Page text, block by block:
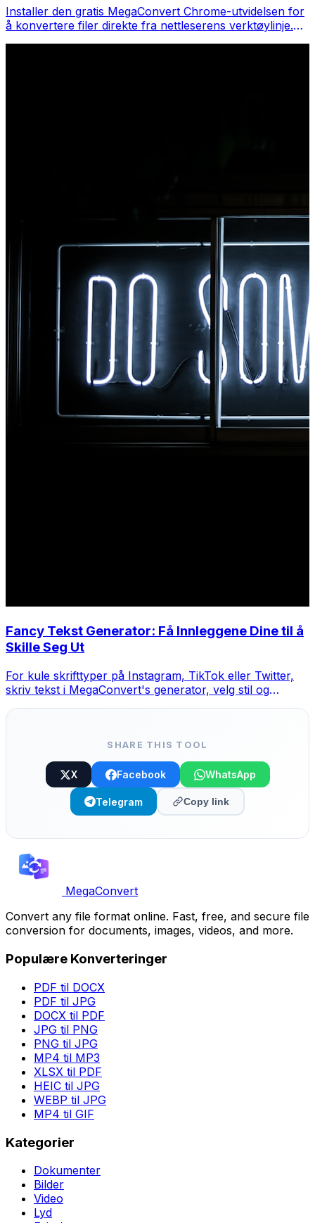
Installer den gratis MegaConvert Chrome-utvidelsen for
å konvertere filer direkte fra nettleserens verktøylinje.
Fancy Tekst Generator: Få Innleggene Dine til å
Skille Seg Ut
For kule skrifttyper på Instagram, TikTok eller Twitter,
skriv tekst i MegaConvert's generator, velg stil og
SHARE THIS TOOL
X Facebook WhatsApp
Telegram Copy link
MegaConvert
Convert any file format online. Fast, free, and secure file
conversion for documents, images, videos, and more.
Populære Konverteringer
PDF til DOCX
PDF til JPG
DOCX til PDF
JPG til PNG
PNG til JPG
MP4 til MP3
XLSX til PDF
HEIC til JPG
WEBP til JPG
MP4 til GIF
Kategorier
Dokumenter
Bilder
Video
Lyd